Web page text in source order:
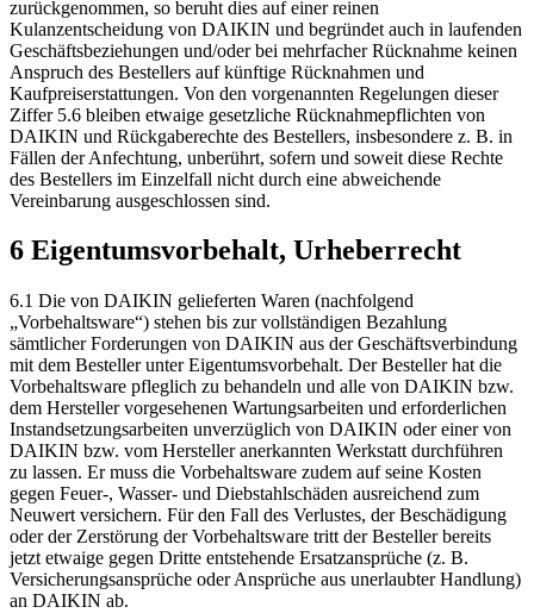
zurückgenommen, so beruht dies auf einer reinen
Kulanzentscheidung von DAIKIN und begründet auch in laufenden
Geschäftsbeziehungen und/oder bei mehrfacher Rücknahme keinen
Anspruch des Bestellers auf künftige Rücknahmen und
Kaufpreiserstattungen. Von den vorgenannten Regelungen dieser
Ziffer 5.6 bleiben etwaige gesetzliche Rücknahmepflichten von
DAIKIN und Rückgaberechte des Bestellers, insbesondere z. B. in
Fällen der Anfechtung, unberührt, sofern und soweit diese Rechte
des Bestellers im Einzelfall nicht durch eine abweichende
Vereinbarung ausgeschlossen sind.
6 Eigentumsvorbehalt, Urheberrecht
6.1 Die von DAIKIN gelieferten Waren (nachfolgend
„Vorbehaltsware“) stehen bis zur vollständigen Bezahlung
sämtlicher Forderungen von DAIKIN aus der Geschäftsverbindung
mit dem Besteller unter Eigentumsvorbehalt. Der Besteller hat die
Vorbehaltsware pfleglich zu behandeln und alle von DAIKIN bzw.
dem Hersteller vorgesehenen Wartungsarbeiten und erforderlichen
Instandsetzungsarbeiten unverzüglich von DAIKIN oder einer von
DAIKIN bzw. vom Hersteller anerkannten Werkstatt durchführen
zu lassen. Er muss die Vorbehaltsware zudem auf seine Kosten
gegen Feuer-, Wasser- und Diebstahlschäden ausreichend zum
Neuwert versichern. Für den Fall des Verlustes, der Beschädigung
oder der Zerstörung der Vorbehaltsware tritt der Besteller bereits
jetzt etwaige gegen Dritte entstehende Ersatzansprüche (z. B.
Versicherungsansprüche oder Ansprüche aus unerlaubter Handlung)
an DAIKIN ab.